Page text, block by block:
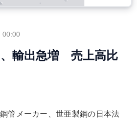
00:00
輸出急増 売上高比
管メーカー、世亜製鋼の日本法